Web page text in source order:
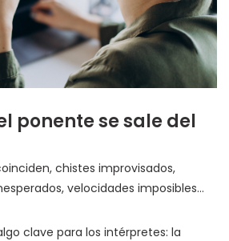
ponente se sale del
chistes improvisados,
velocidades imposibles…
clave para los intérpretes: la